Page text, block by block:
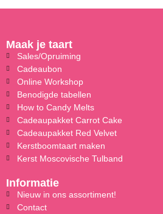
Maak je taart
Sales/Opruiming
Cadeaubon
Online Workshop
Benodigde tabellen
How to Candy Melts
Cadeaupakket Carrot Cake
Cadeaupakket Red Velvet
Kerstboomtaart maken
Kerst Moscovische Tulband
Informatie
Nieuw in ons assortiment!
Contact